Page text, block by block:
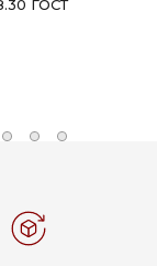
ГОСТ